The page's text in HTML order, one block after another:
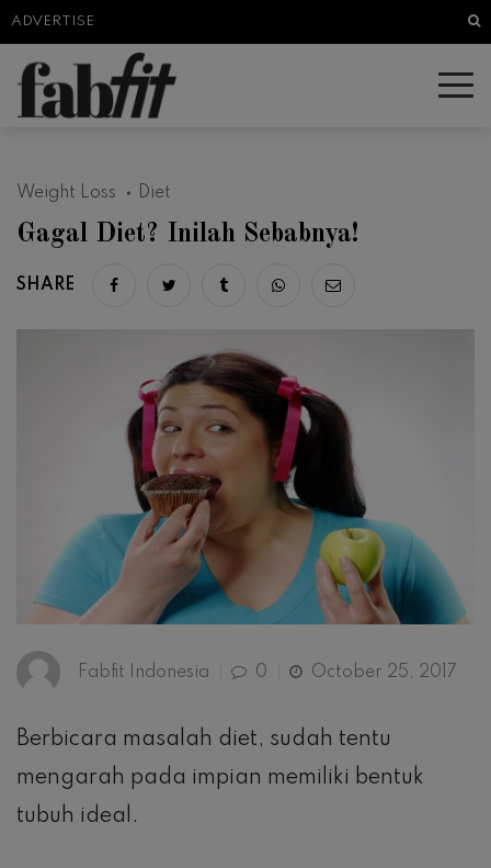
ADVERTISE
Weight Loss Diet
Gagal Diet? Inilah Sebabnya!
SHARE Share on facebook
Share on twitter
Share on tumblr
Share via whatsapp
Share via email
Fabfit Indonesia 0 October 25, 2017
Berbicara masalah diet, sudah tentu
mengarah pada impian memiliki bentuk
tubuh ideal.